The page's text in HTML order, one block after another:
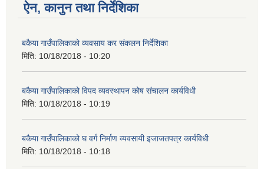
ऐन, कानुन तथा निर्देशिका
बकैया गाउँपालिकाको व्यवसाय कर संकलन निर्देशिका
मिति: 10/18/2018 - 10:20
बकैया गाउँपालिकाको विपद व्यवस्थापन कोष संचालन कार्यविधी
मिति: 10/18/2018 - 10:19
बकैया गाउँपालिकाको घ वर्ग निर्माण व्यवसायी इजाजतपत्र कार्यविधी
मिति: 10/18/2018 - 10:18